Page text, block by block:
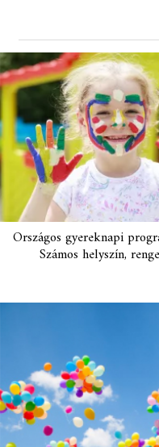
Országos gyereknapi
Számos helyszín,